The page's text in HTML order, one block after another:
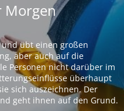
Morgen
übt einen großen
aber auch auf die
Personen nicht darüber im
überhaupt
sich auszeichnen. Der
geht ihnen auf den Grund.